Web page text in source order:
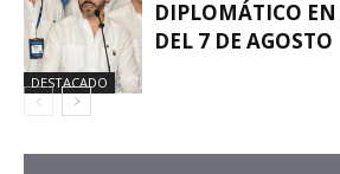
DESTACADO
DIPLOMÁTICO
DEL 7 DE AGOSTO